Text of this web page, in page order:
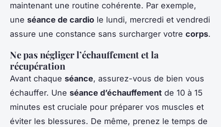
maintenant une routine cohérente. Par exemple,
une séance de cardio le lundi, mercredi et vendredi
assure une constance sans surcharger votre corps.
Ne pas négliger l’échauffement et la
récupération
Avant chaque séance, assurez-vous de bien vous
échauffer. Une séance d’échauffement de 10 à 15
minutes est cruciale pour préparer vos muscles et
éviter les blessures. De même, prenez le temps de